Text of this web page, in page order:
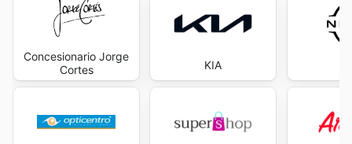
Concesionario Jorge
Cortes
KIA